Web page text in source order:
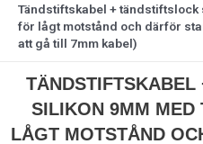
Tändstiftskabel + tändstiftslock
för lågt motstånd och därför
att gå till 7mm kabel)
TÄNDSTIFTSKABEL
SILIKON 9MM MED
LÅGT MOTSTÅND